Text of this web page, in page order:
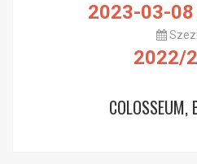
2023-03-
2022/
COLOSSEUM,